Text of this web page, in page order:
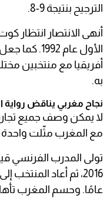
الترجيح بنتيجة 9-8.
أنهى الانتصار انتظار
الأول عام
أفريقيا مع منتخبين
به.
نجاح مغربي يناقض رواية
لا يمكن وصف جميع تجارب
مع المغرب مثّلت
تولى المدرب الفرنسي